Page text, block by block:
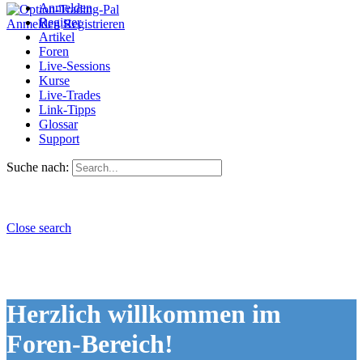
Anmelden Registrieren
Anmelden
Register
Artikel
Foren
Live-Sessions
Kurse
Live-Trades
Link-Tipps
Glossar
Support
Suche nach:
Close search
Herzlich willkommen im
Foren-Bereich!